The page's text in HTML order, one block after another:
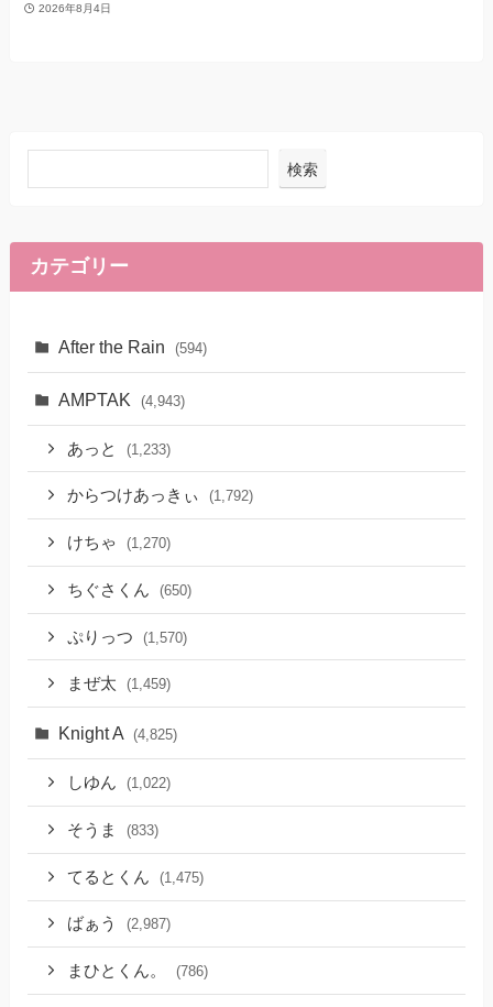
2026年8月4日
検索
カテゴリー
After the Rain (594)
AMPTAK (4,943)
あっと (1,233)
からつけあっきぃ (1,792)
けちゃ (1,270)
ちぐさくん (650)
ぷりっつ (1,570)
まぜ太 (1,459)
Knight A (4,825)
しゆん (1,022)
そうま (833)
てるとくん (1,475)
ばぁう (2,987)
まひとくん。 (786)